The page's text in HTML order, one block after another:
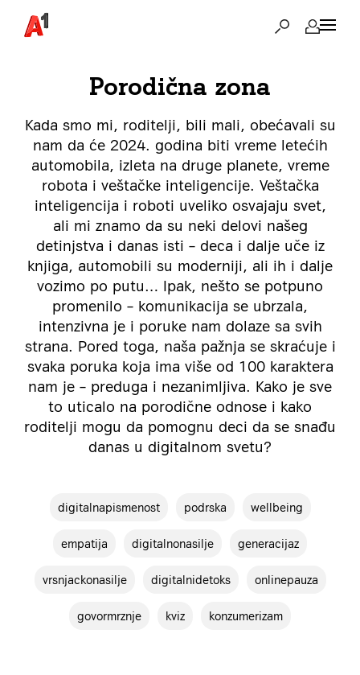
Porodična zona
Kada smo mi, roditelji, bili mali, obećavali su
nam da će 2024. godina biti vreme letećih
automobila, izleta na druge planete, vreme
robota i veštačke inteligencije. Veštačka
inteligencija i roboti uveliko osvajaju svet,
ali mi znamo da su neki delovi našeg
detinjstva i danas isti – deca i dalje uče iz
knjiga, automobili su moderniji, ali ih i dalje
vozimo po putu… Ipak, nešto se potpuno
promenilo – komunikacija se ubrzala,
intenzivna je i poruke nam dolaze sa svih
strana. Pored toga, naša pažnja se skraćuje i
svaka poruka koja ima više od 100 karaktera
nam je – preduga i nezanimljiva. Kako je sve
to uticalo na porodične odnose i kako
roditelji mogu da pomognu deci da se snađu
danas u digitalnom svetu?
digitalnapismenost podrska wellbeing
empatija digitalnonasilje generacijaz
vrsnjackonasilje digitalnidetoks onlinepauza
govormrznje kviz konzumerizam